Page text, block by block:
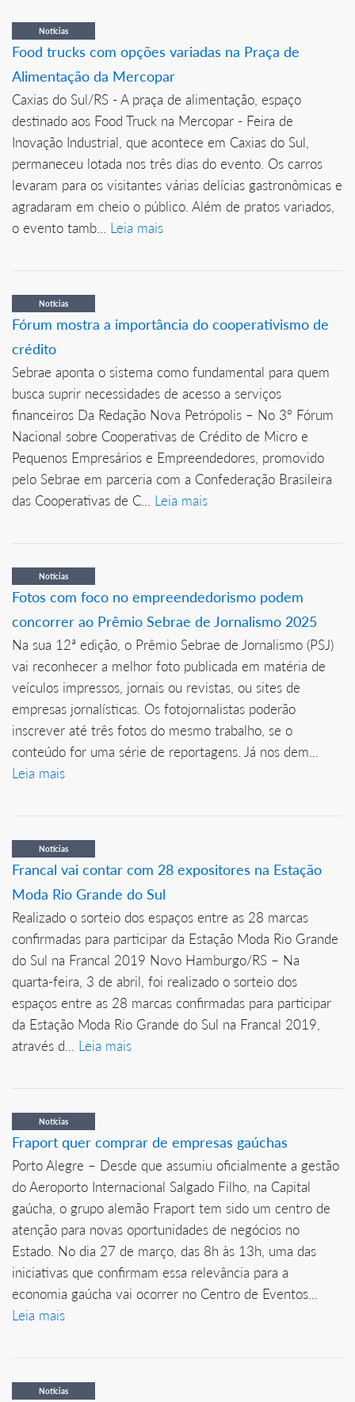
Notícias
Food trucks com opções variadas na Praça de
Alimentação da Mercopar
Caxias do Sul/RS - A praça de alimentação, espaço
destinado aos Food Truck na Mercopar - Feira de
Inovação Industrial, que acontece em Caxias do Sul,
permaneceu lotada nos três dias do evento. Os carros
levaram para os visitantes várias delícias gastronômicas e
agradaram em cheio o público. Além de pratos variados,
o evento tamb... Leia mais
Notícias
Fórum mostra a importância do cooperativismo de
crédito
Sebrae aponta o sistema como fundamental para quem
busca suprir necessidades de acesso a serviços
financeiros Da Redação Nova Petrópolis – No 3º Fórum
Nacional sobre Cooperativas de Crédito de Micro e
Pequenos Empresários e Empreendedores, promovido
pelo Sebrae em parceria com a Confederação Brasileira
das Cooperativas de C... Leia mais
Notícias
Fotos com foco no empreendedorismo podem
concorrer ao Prêmio Sebrae de Jornalismo 2025
Na sua 12ª edição, o Prêmio Sebrae de Jornalismo (PSJ)
vai reconhecer a melhor foto publicada em matéria de
veículos impressos, jornais ou revistas, ou sites de
empresas jornalísticas. Os fotojornalistas poderão
inscrever até três fotos do mesmo trabalho, se o
conteúdo for uma série de reportagens. Já nos dem...
Leia mais
Notícias
Francal vai contar com 28 expositores na Estação
Moda Rio Grande do Sul
Realizado o sorteio dos espaços entre as 28 marcas
confirmadas para participar da Estação Moda Rio Grande
do Sul na Francal 2019 Novo Hamburgo/RS – Na
quarta-feira, 3 de abril, foi realizado o sorteio dos
espaços entre as 28 marcas confirmadas para participar
da Estação Moda Rio Grande do Sul na Francal 2019,
através d... Leia mais
Notícias
Fraport quer comprar de empresas gaúchas
Porto Alegre – Desde que assumiu oficialmente a gestão
do Aeroporto Internacional Salgado Filho, na Capital
gaúcha, o grupo alemão Fraport tem sido um centro de
atenção para novas oportunidades de negócios no
Estado. No dia 27 de março, das 8h às 13h, uma das
iniciativas que confirmam essa relevância para a
economia gaúcha vai ocorrer no Centro de Eventos...
Leia mais
Notícias